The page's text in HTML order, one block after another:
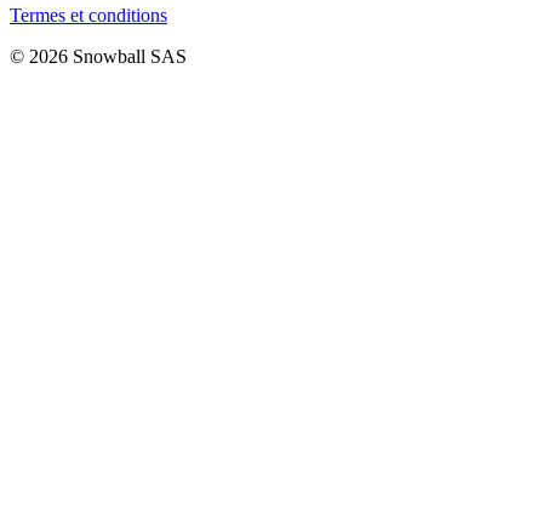
Termes et conditions
© 2026 Snowball SAS